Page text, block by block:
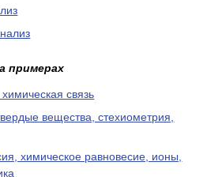
примерах
связь
вещества, стехиометрия,
химическое равновесие, ионы,